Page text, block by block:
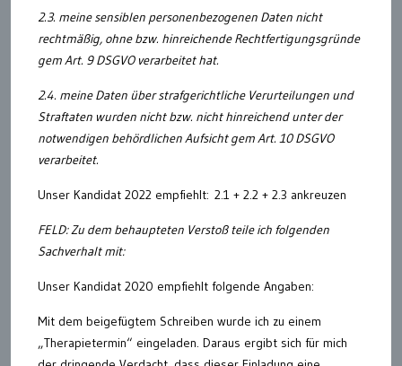
2.3. meine sensiblen personenbezogenen Daten nicht
rechtmäßig, ohne bzw. hinreichende Rechtfertigungsgründe
gem Art. 9 DSGVO verarbeitet hat.
2.4. meine Daten über strafgerichtliche Verurteilungen und
Straftaten wurden nicht bzw. nicht hinreichend unter der
notwendigen behördlichen Aufsicht gem Art. 10 DSGVO
verarbeitet.
Unser Kandidat 2022 empfiehlt: 2.1 + 2.2 + 2.3 ankreuzen
FELD: Zu dem behaupteten Verstoß teile ich folgenden
Sachverhalt mit:
Unser Kandidat 2020 empfiehlt folgende Angaben:
Mit dem beigefügtem Schreiben wurde ich zu einem
„Therapietermin“ eingeladen. Daraus ergibt sich für mich